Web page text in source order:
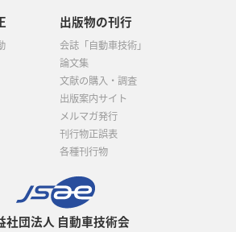
社団法人 自動車技術会
出版物の刊行
会誌「自動車技術」
論文集
文献の購入・調査
出版案内サイト
メルマガ発行
刊行物正誤表
各種刊行物